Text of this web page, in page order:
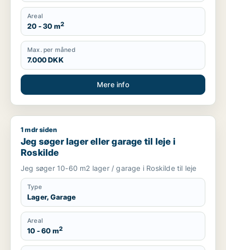
Areal
20 - 30 m2
Max. per måned
7.000 DKK
Mere info
Jeg søger lager eller garage til leje i Roskilde
1 mdr siden
Jeg søger lager eller garage til leje i
Roskilde
Jeg søger 10-60 m2 lager / garage i Roskilde til leje
Type
Lager, Garage
Areal
10 - 60 m2